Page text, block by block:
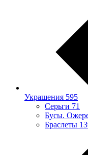
Украшения 595
Серьги 71
Бусы.
Браслеты